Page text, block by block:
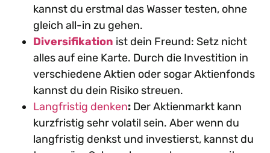
kannst du erstmal das Wasser testen, ohne
gleich all-in zu gehen.
Diversifikation ist dein Freund: Setz nicht
alles auf eine Karte. Durch die Investition in
verschiedene Aktien oder sogar Aktienfonds
kannst du dein Risiko streuen.
Langfristig denken: Der Aktienmarkt kann
kurzfristig sehr volatil sein. Aber wenn du
langfristig denkst und investierst, kannst du